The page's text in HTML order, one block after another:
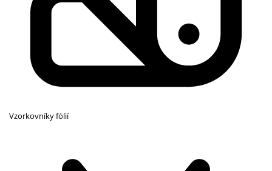
Vzorkovníky fólií